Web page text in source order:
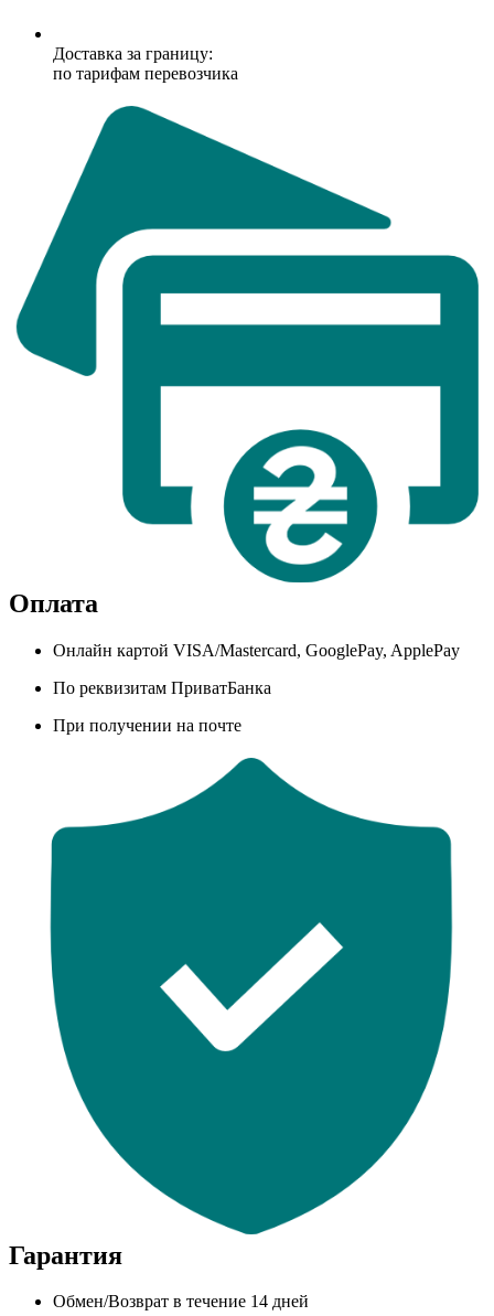
Доставка за границу:
по тарифам перевозчика
Оплата
Онлайн картой VISA/Mastercard, GooglePay, ApplePay
По реквизитам ПриватБанка
При получении на почте
Гарантия
Обмен/Возврат в течение 14 дней